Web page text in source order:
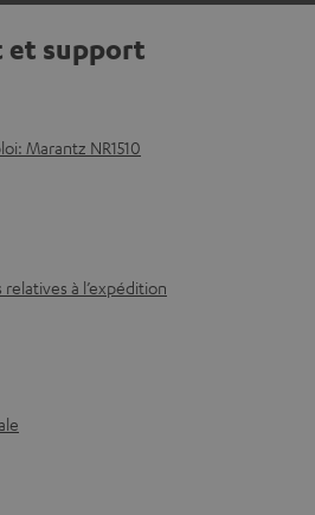
et support
Marantz NR1510
à l’expédition